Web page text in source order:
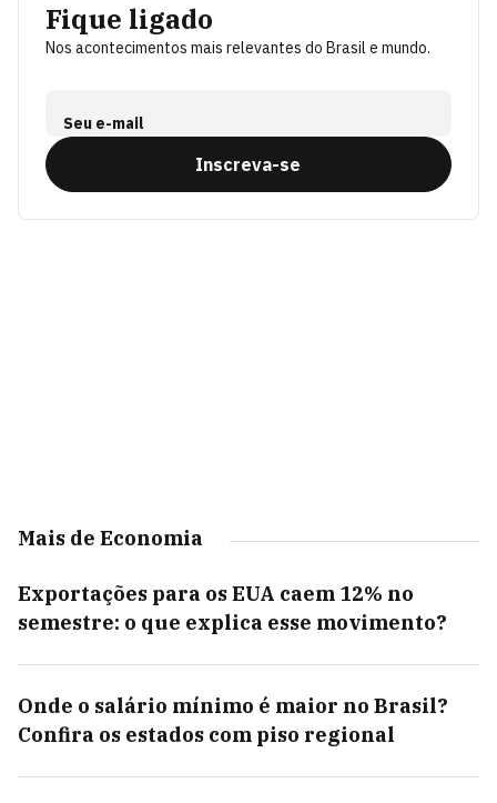
Fique ligado
Nos acontecimentos mais relevantes do Brasil e mundo.
Seu e-mail
Inscreva-se
Mais de Economia
Exportações para os EUA caem 12% no
semestre: o que explica esse movimento?
Onde o salário mínimo é maior no Brasil?
Confira os estados com piso regional